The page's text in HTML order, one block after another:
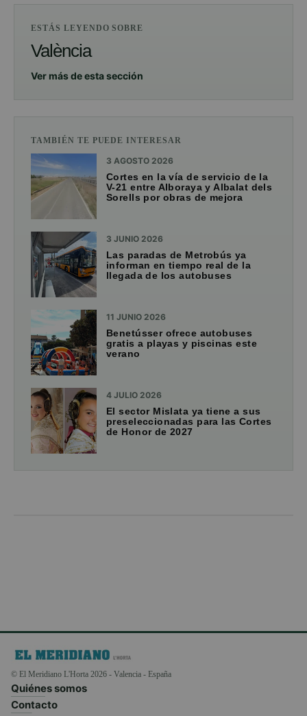
ESTÁS LEYENDO SOBRE
València
Ver más de esta sección
TAMBIÉN TE PUEDE INTERESAR
3 AGOSTO 2026
Cortes en la vía de servicio de la
V-21 entre Alboraya y Albalat dels
Sorells por obras de mejora
3 JUNIO 2026
Las paradas de Metrobús ya
informan en tiempo real de la
llegada de los autobuses
11 JUNIO 2026
Benetússer ofrece autobuses
gratis a playas y piscinas este
verano
4 JULIO 2026
El sector Mislata ya tiene a sus
preseleccionadas para las Cortes
de Honor de 2027
© El Meridiano L'Horta 2026 - Valencia - España
Quiénes somos
Contacto